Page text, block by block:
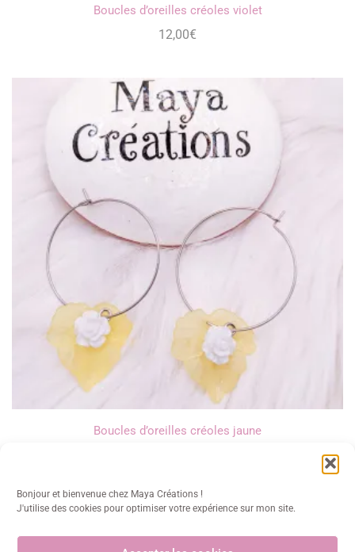
Bonjour et bienvenue chez Maya Créations !
J'utilise des cookies pour optimiser votre expérience sur mon site.
Boucles d’oreilles créoles violet
12,00€
Boucles d’oreilles créoles jaune